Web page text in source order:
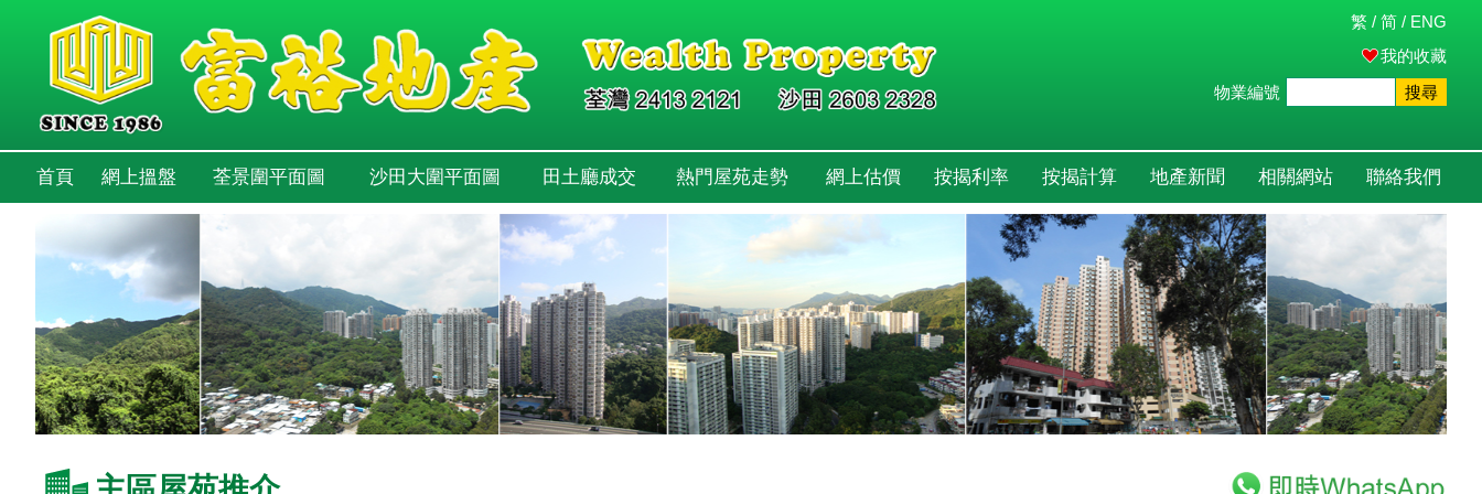
繁 / 简 / ENG
我的收藏
物業編號
搜尋
首頁 網上搵盤 荃景圍平面圖 沙田大圍平面圖 田土廳成交 熱門屋苑走勢 網上估價 按揭利率 按揭計算 地產新聞 相關網站 聯絡我們